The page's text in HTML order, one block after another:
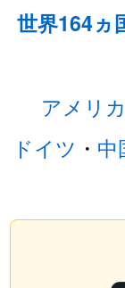
世界164ヵ
アメリカ
ドイツ ・ 中